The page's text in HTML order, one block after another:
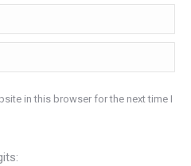
in this browser for the next time I